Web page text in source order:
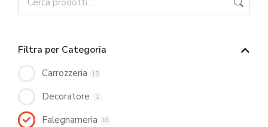
Filtra per Categoria
Carrozzeria 15
Decoratore 1
Falegnameria 10